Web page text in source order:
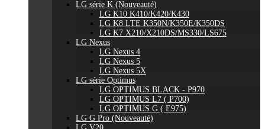
LG série K (Nouveauté)
LG K10 K410/K420/K430
LG K8 LTE K350N/K350E/K350DS
LG K7 X210/X210DS/MS330/LS675
LG Nexus
LG Nexus 4
LG Nexus 5
LG Nexus 5X
LG série Optimus
LG OPTIMUS BLACK - P970
LG OPTIMUS L7 ( P700)
LG OPTIMUS G ( E975)
LG G Pro (Nouveauté)